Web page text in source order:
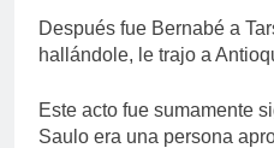
Después fue Bernabé a
hallándole, le trajo a
Este acto fue sumamente
Saulo era una persona